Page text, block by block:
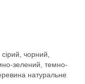
чорний,
зелений, темно-
натуральне